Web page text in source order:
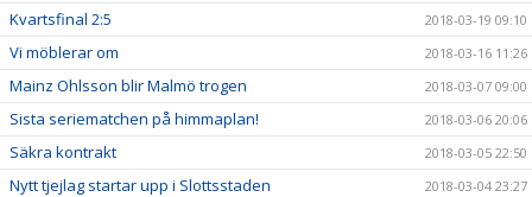
Kvartsfinal 2:5 2018-03-19 09:10
Vi möblerar om 2018-03-16 11:26
Mainz Ohlsson blir Malmö trogen 2018-03-07 09:00
Sista seriematchen på himmaplan! 2018-03-06 20:06
Säkra kontrakt 2018-03-05 22:50
Nytt tjejlag startar upp i Slottsstaden 2018-03-04 23:27